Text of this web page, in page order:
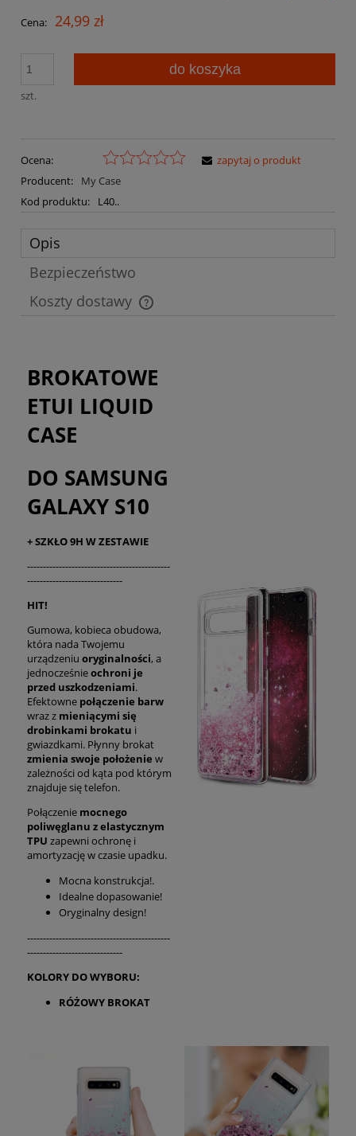
Cena: 24,99 zł
szt.
do koszyka
Ocena:
Producent:
My Case
Kod produktu:
L40..
zapytaj o produkt
Opis
Bezpieczeństwo
Koszty dostawy
Cena nie zawiera ewentualnych kosztów płatności
BROKATOWE
ETUI LIQUID
CASE
DO SAMSUNG
GALAXY S10
+ SZKŁO 9H W ZESTAWIE
---------------------------------------------
------------------------------
HIT!
Gumowa, kobieca obudowa,
która nada Twojemu
urządzeniu oryginalności, a
jednocześnieochroni je
przed uszkodzeniami.
Efektowne połączenie barw
wraz z mieniącymi się
drobinkami brokatu i
gwiazdkami. Płynny brokat
zmienia swoje położenie w
zależności od kąta pod którym
znajduje się telefon.
Połączenie mocnego
poliwęglanu z elastycznym
TPU zapewni ochronę i
amortyzację w czasie upadku.
Mocna konstrukcja!.
Idealne dopasowanie!
Oryginalny design!
---------------------------------------------
------------------------------
KOLORY DO WYBORU:
RÓŻOWY BROKAT